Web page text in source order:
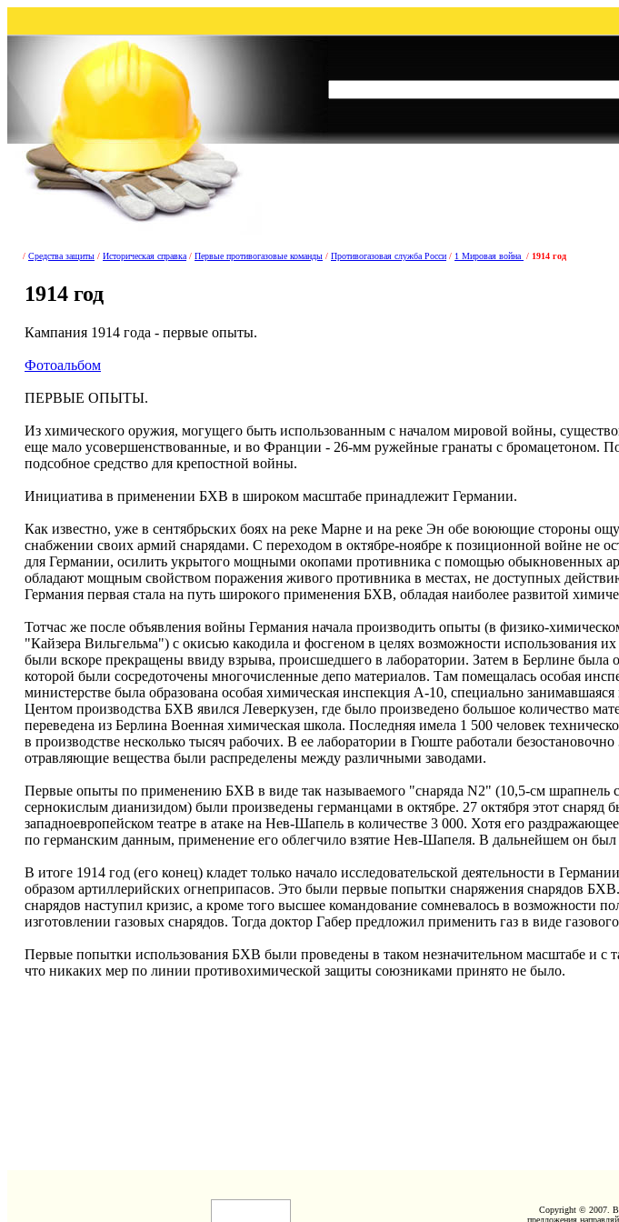
/ Средства защиты / Историческая справка / Первые противогазовые команды / Противогазовая служба Росси / 1 Мировая война / 1914 год
1914 год
Кампания 1914 года - первые опыты.
Фотоальбом
ПЕРВЫЕ ОПЫТЫ.
Из химического оружия, могущего быть использованным с началом мировой войны,
еще мало усовершенствованные, и во Франции - 26-мм ружейные гранаты с бромацетоном.
подсобное средство для крепостной войны.
Инициатива в применении БХВ в широком масштабе принадлежит Германии.
Как известно, уже в сентябрьских боях на реке Марне и на реке Эн обе воюющие стороны
снабжении своих армий снарядами. С переходом в октябре-ноябре к позиционной войне не
для Германии, осилить укрытого мощными окопами противника с помощью обыкновенных
обладают мощным свойством поражения живого противника в местах, не доступных
Германия первая стала на путь широкого применения БХВ, обладая наиболее развитой
Тотчас же после объявления войны Германия начала производить опыты (в физико-
"Кайзера Вильгельма") с окисью какодила и фосгеном в целях возможности использования
были вскоре прекращены ввиду взрыва, происшедшего в лаборатории. Затем в Берлине была
которой были сосредоточены многочисленные депо материалов. Там помещалась особая
министерстве была образована особая химическая инспекция А-10, специально
Центом производства БХВ явился Леверкузен, где было произведено большое количество
переведена из Берлина Военная химическая школа. Последняя имела 1 500 человек
в производстве несколько тысяч рабочих. В ее лаборатории в Гюште работали
отравляющие вещества были распределены между различными заводами.
Первые опыты по применению БХВ в виде так называемого "снаряда N2" (10,5-см шрапнель с
сернокислым дианизидом) были произведены германцами в октябре. 27 октября этот снаряд
западноевропейском театре в атаке на Нев-Шапель в количестве 3 000. Хотя его
по германским данным, применение его облегчило взятие Нев-Шапеля. В дальнейшем он был
В итоге 1914 год (его конец) кладет только начало исследовательской деятельности в
образом артиллерийских огнеприпасов. Это были первые попытки снаряжения снарядов
снарядов наступил кризис, а кроме того высшее командование сомневалось в возможности
изготовлении газовых снарядов. Тогда доктор Габер предложил применить газ в виде
Первые попытки использования БХВ были проведены в таком незначительном масштабе и с
что никаких мер по линии противохимической защиты союзниками принято не было.
Copyright © 2007.
предложения